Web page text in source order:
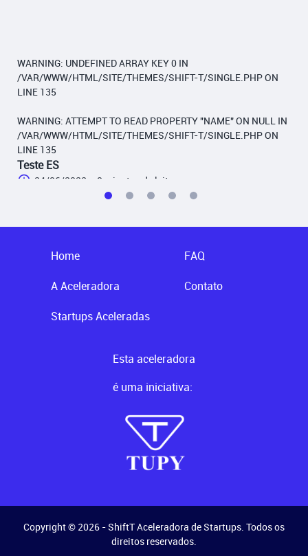
WARNING: UNDEFINED ARRAY KEY 0 IN
/VAR/WWW/HTML/SITE/THEMES/SHIFT-T/SINGLE.PHPON
LINE 135
WARNING: ATTEMPT TO READ PROPERTY "NAME" ON NULL IN
/VAR/WWW/HTML/SITE/THEMES/SHIFT-T/SINGLE.PHPON
LINE 135
Teste ES
24/06/2022 0 minutos de leitura
Home
A Aceleradora
Startups Aceleradas
FAQ
Contato
Esta aceleradora
é uma iniciativa:
Copyright © 2026 - ShiftT Aceleradora de Startups. Todos os
direitos reservados.